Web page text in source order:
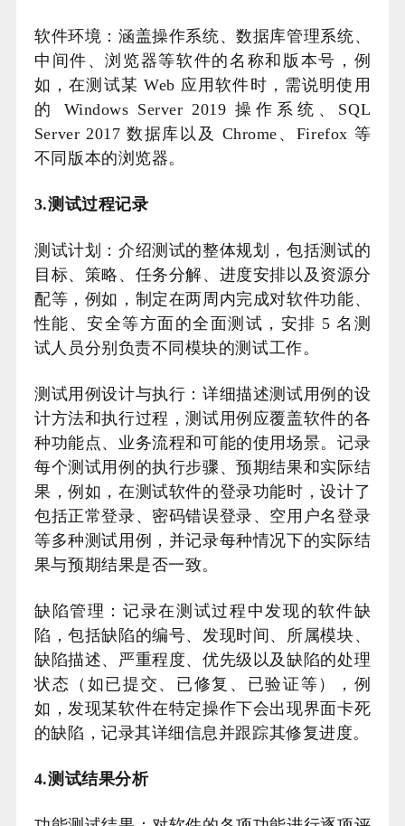
软件环境：涵盖操作系统、数据库管理系统、
中间件、浏览器等软件的名称和版本号，例
如，在测试某 Web 应用软件时，需说明使用
的 Windows Server 2019 操作系统、SQL
Server 2017 数据库以及 Chrome、Firefox 等
不同版本的浏览器。
3.测试过程记录
测试计划：介绍测试的整体规划，包括测试的
目标、策略、任务分解、进度安排以及资源分
配等，例如，制定在两周内完成对软件功能、
性能、安全等方面的全面测试，安排 5 名测
试人员分别负责不同模块的测试工作。
测试用例设计与执行：详细描述测试用例的设
计方法和执行过程，测试用例应覆盖软件的各
种功能点、业务流程和可能的使用场景。记录
每个测试用例的执行步骤、预期结果和实际结
果，例如，在测试软件的登录功能时，设计了
包括正常登录、密码错误登录、空用户名登录
等多种测试用例，并记录每种情况下的实际结
果与预期结果是否一致。
缺陷管理：记录在测试过程中发现的软件缺
陷，包括缺陷的编号、发现时间、所属模块、
缺陷描述、严重程度、优先级以及缺陷的处理
状态（如已提交、已修复、已验证等），例
如，发现某软件在特定操作下会出现界面卡死
的缺陷，记录其详细信息并跟踪其修复进度。
4.测试结果分析